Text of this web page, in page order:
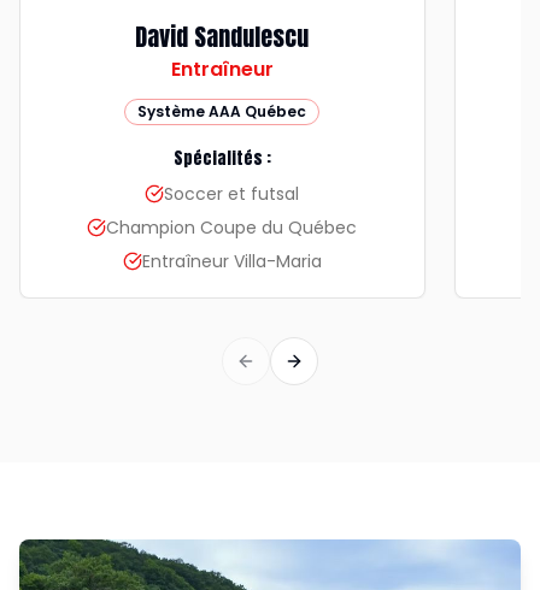
David Sandulescu
Entraîneur
Système AAA Québec
Spécialités :
Soccer et futsal
Champion Coupe du Québec
Entraîneur Villa-Maria
Previous slide
Next slide